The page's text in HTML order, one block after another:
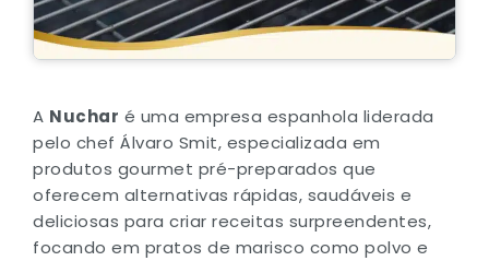
A Nuchar é uma empresa espanhola liderada
pelo chef Álvaro Smit, especializada em
produtos gourmet pré-preparados que
oferecem alternativas rápidas, saudáveis e
deliciosas para criar receitas surpreendentes,
focando em pratos de marisco como polvo e